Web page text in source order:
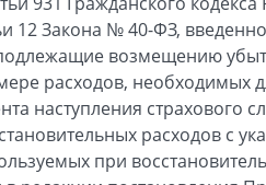
12 Закона № 40-ФЗ,
возмещению
расходов, необходимых
наступления страхового
расходов с
при